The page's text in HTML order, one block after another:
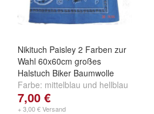
Nikituch Paisley 2 Farben zur
Wahl 60x60cm großes
Halstuch Biker Baumwolle
Farbe: mittelblau und hellblau
7,00 €
+ 3,00 € Versand